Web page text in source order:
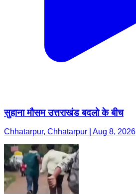
सुहाना मौसम उत्तराखंड बदलो के बीच
Chhatarpur, Chhatarpur | Aug 8, 2026